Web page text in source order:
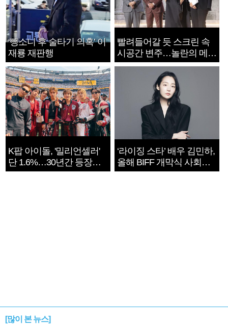
‘뺑소니 후 술타기 의혹’ 이
재룡 재판행
빨려들어갈 듯 스크린 속
시공간 변주…놀란의 메시
지는 ‘전쟁 속죄’
K팝 아이돌, '밀리언셀러'
단 1.6%…30년간 등장
1182개팀 전수조사
‘라이징 스타’ 배우 김민하,
올해 BIFF 개막식 사회자
확정
[많이 본 뉴스]